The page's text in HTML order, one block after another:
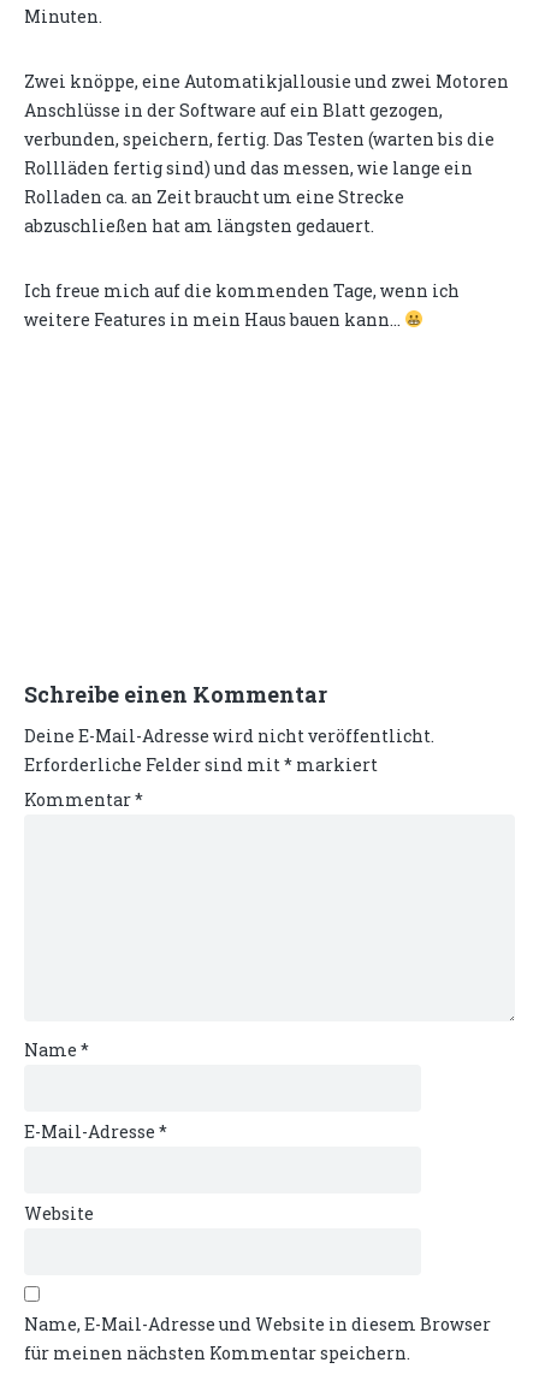
Minuten.
Zwei knöppe, eine Automatikjallousie und zwei Motoren
Anschlüsse in der Software auf ein Blatt gezogen,
verbunden, speichern, fertig. Das Testen (warten bis die
Rollläden fertig sind) und das messen, wie lange ein
Rolladen ca. an Zeit braucht um eine Strecke
abzuschließen hat am längsten gedauert.
Ich freue mich auf die kommenden Tage, wenn ich
weitere Features in mein Haus bauen kann...
Schreibe einen Kommentar
Deine E-Mail-Adresse wird nicht veröffentlicht.
Erforderliche Felder sind mit * markiert
Kommentar*
Name *
E-Mail-Adresse *
Website
Name, E-Mail-Adresse und Website in diesem Browser
für meinen nächsten Kommentar speichern.